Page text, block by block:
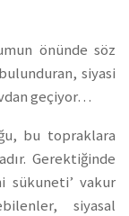
önünde söz
siyasi
geçiyor…
bu topraklara
Gerektiğinde
sükuneti’ vakur
siyasal